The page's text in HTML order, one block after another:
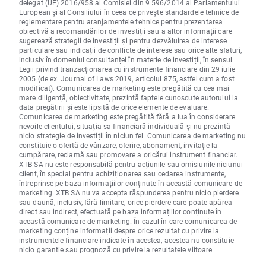
delegat (UE) 2016/958 al Comisiei din 9 596/2014 al Parlamentului
European și al Consiliului în ceea ce privește standardele tehnice de
reglementare pentru aranjamentele tehnice pentru prezentarea
obiectivă a recomandărilor de investiții sau a altor informații care
sugerează strategii de investiții și pentru dezvăluirea de interese
particulare sau indicații de conflicte de interese sau orice alte sfaturi,
inclusiv în domeniul consultanței în materie de investiții, în sensul
Legii privind tranzacționarea cu instrumente financiare din 29 iulie
2005 (de ex. Journal of Laws 2019, articolul 875, astfel cum a fost
modificat). Comunicarea de marketing este pregătită cu cea mai
mare diligență, obiectivitate, prezintă faptele cunoscute autorului la
data pregătirii și este lipsită de orice elemente de evaluare.
Comunicarea de marketing este pregătită fără a lua în considerare
nevoile clientului, situația sa financiară individuală și nu prezintă
nicio strategie de investiții în niciun fel. Comunicarea de marketing nu
constituie o ofertă de vânzare, oferire, abonament, invitație la
cumpărare, reclamă sau promovare a oricărui instrument financiar.
XTB SA nu este responsabilă pentru acțiunile sau omisiunile niciunui
client, în special pentru achiziționarea sau cedarea instrumente,
întreprinse pe baza informațiilor conținute în această comunicare de
marketing. XTB SA nu va accepta răspunderea pentru nicio pierdere
sau daună, inclusiv, fără limitare, orice pierdere care poate apărea
direct sau indirect, efectuată pe baza informațiilor conținute în
această comunicare de marketing. În cazul în care comunicarea de
marketing conține informații despre orice rezultat cu privire la
instrumentele financiare indicate în acestea, acestea nu constituie
nicio garanție sau prognoză cu privire la rezultatele viitoare.